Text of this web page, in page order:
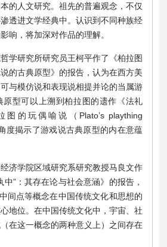
的人文研究。祖先的普遍观念，不仅
透进文学经典中。认识到不同种族经
响，将加深对作品的理解。
学研究所研究员王柯平作了《柏拉图
的古典原型》的报告，认为在西方美
与模仿说和表现说相提并论的当属游
原型可以上溯到柏拉图的遗作《法礼
的玩偶喻说（Plato’s plaything
度揭示了游戏说古典原型的内在意蕴
济学院区域研究系研究教授马良文作
中”：其存在论与社会意涵》的报告，
间点等概念在中国传统文化和思想的
地位。在中国传统文化中，宇宙、社
在这一概念的两种意义上）之间存在